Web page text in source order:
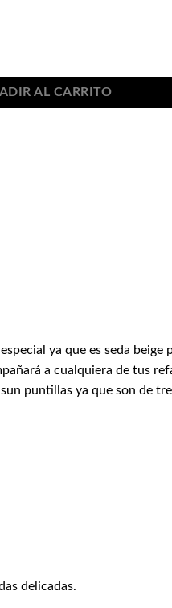
de adulta 142 cantidad
AL CARRITO
ya que es seda beige
a cualquiera de tus
puntillas ya que son de
delicadas.